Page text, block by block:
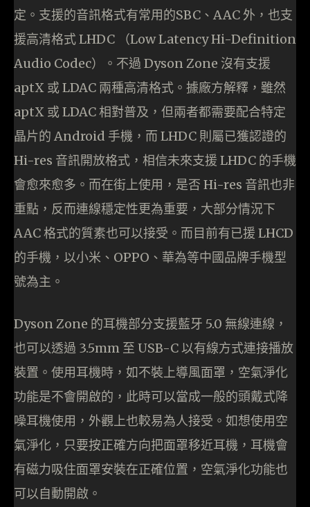
定。支援的音訊格式有常用的SBC、AAC 外，也支
援高清格式 LHDC （Low Latency Hi-Definition
Audio Codec）。不過 Dyson Zone 沒有支援
aptX 或 LDAC 兩種高清格式。據廠方解釋，雖然
aptX 或 LDAC 相對普及，但兩者都需要配合特定
晶片的 Android 手機，而 LHDC 則屬已獲認證的
Hi-res 音訊開放格式，相信未來支援 LHDC 的手機
會愈來愈多。而在街上使用，是否 Hi-res 音訊也非
重點，反而連線穩定性更為重要，大部分情況下
AAC 格式的質素也可以接受。而目前有已援 LHCD
的手機，以小米、OPPO、華為等中國品牌手機型
號為主。
Dyson Zone 的耳機部分支援藍牙 5.0 無線連線，
也可以透過 3.5mm 至 USB-C 以有線方式連接播放
裝置。使用耳機時，如不裝上導風面罩，空氣淨化
功能是不會開啟的，此時可以當成一般的頭戴式降
噪耳機使用，外觀上也較易為人接受。如想使用空
氣淨化，只要按正確方向把面罩移近耳機，耳機會
有磁力吸住面罩安裝在正確位置，空氣淨化功能也
可以自動開啟。